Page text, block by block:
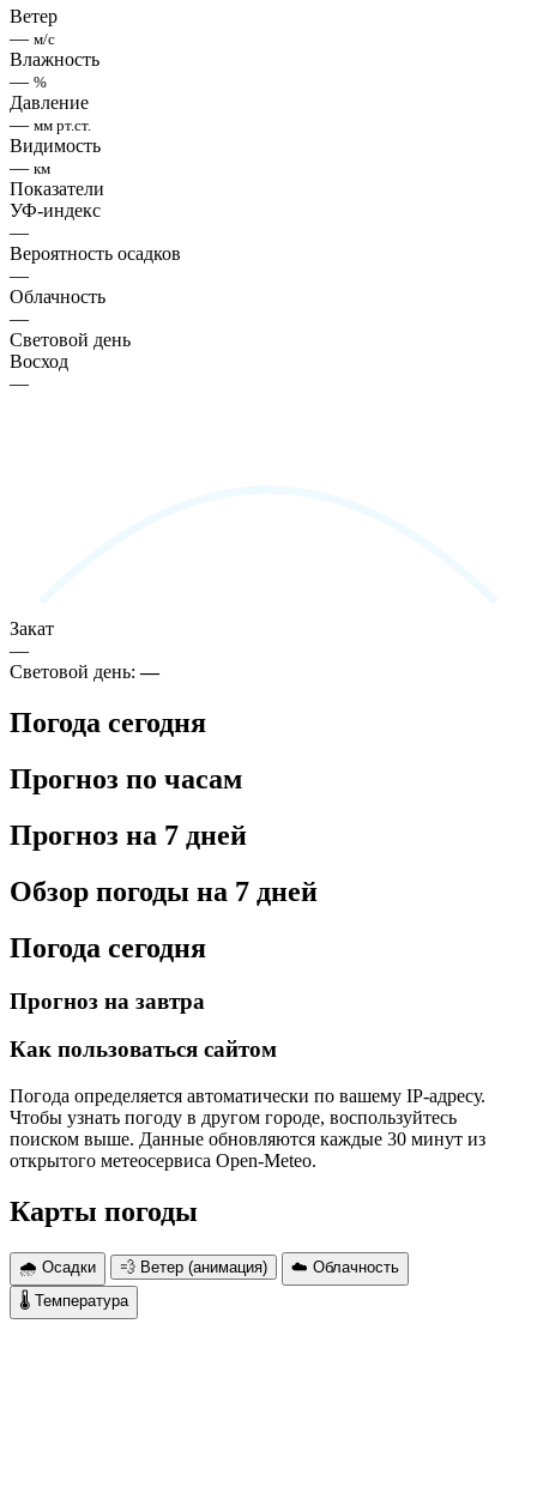
Ветер
— м/с
Влажность
— %
Давление
— мм рт.ст.
Видимость
— км
Показатели
УФ-индекс
—
Вероятность осадков
—
Облачность
—
Световой день
Восход
—
Закат
—
Световой день:—
Погода сегодня
Прогноз по часам
Прогноз на 7 дней
Обзор погоды на 7 дней
Погода сегодня
Прогноз на завтра
Как пользоваться сайтом
Погода определяется автоматически по вашему IP-адресу.
Чтобы узнать погоду в другом городе, воспользуйтесь
поиском выше. Данные обновляются каждые 30 минут из
открытого метеосервиса Open-Meteo.
Карты погоды
🌧 Осадки 💨 Ветер (анимация)
☁️ Облачность
🌡 Температура